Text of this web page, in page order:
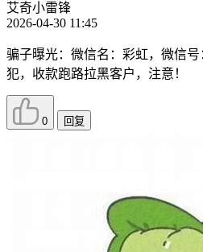
艾奇小雷锋
2026-04-30 11:45
骗子曝光：微信名：彩虹，微信号
犯，收款跑路拉黑客户，注意！
0 回复